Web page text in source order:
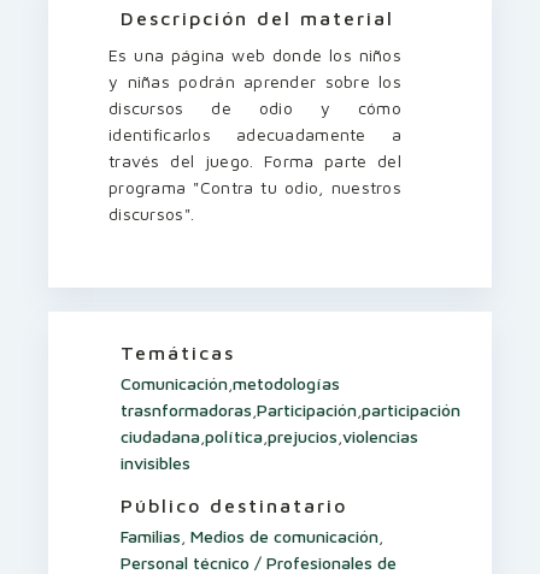
Descripción del material
Es una página web donde los niños
y niñas podrán aprender sobre los
discursos de odio y cómo
identificarlos adecuadamente a
través del juego. Forma parte del
programa "Contra tu odio, nuestros
discursos".
Temáticas
Comunicación metodologías
trasnformadoras Participación participación
ciudadana política prejucios violencias
invisibles
Público destinatario
Familias Medios de comunicación
Personal técnico / Profesionales de